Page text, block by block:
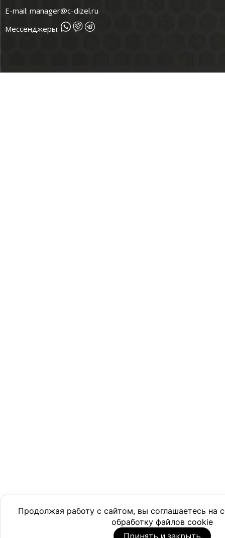
Продолжая работу с сайтом, вы соглашаетесь на
обработку файлов cookie
E-mail: manager@c-dizel.ru
Мессенджеры: